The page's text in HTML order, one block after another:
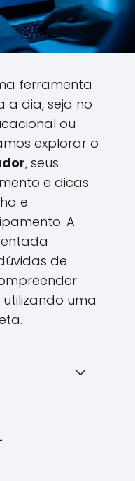
ferramenta
a dia, seja no
ou
explorar o
, seus
e dicas
e
A
de
uma